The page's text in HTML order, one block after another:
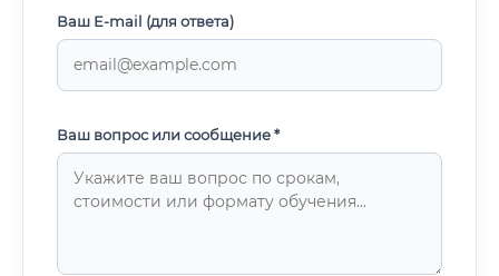
Ваш E-mail (для ответа)
Ваш вопрос или сообщение *